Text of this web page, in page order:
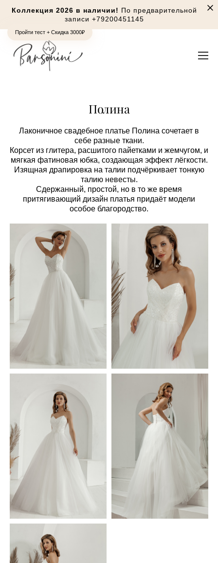
Пройти тест + Скидка 3000₽
Коллекция 2026 в наличии! По предварительной
записи +79200451145
Полина
Лаконичное свадебное платье Полина сочетает в
себе разные ткани.
Корсет из глитера, расшитого пайетками и жемчугом, и
мягкая фатиновая юбка, создающая эффект лёгкости.
Изящная драпировка на талии подчёркивает тонкую
талию невесты.
Сдержанный, простой, но в то же время
притягивающий дизайн платья придаёт модели
особое благородство.